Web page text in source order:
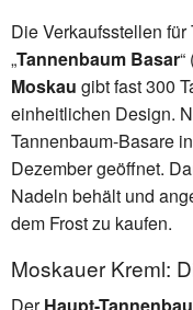
Die Verkaufsstellen
„Tannenbaum Basar
Moskau gibt fast 300
einheitlichen Design.
Tannenbaum-Basare
Dezember geöffnet.
Nadeln behält und
dem Frost zu kaufen.
Moskauer Kreml:
DerHaupt-